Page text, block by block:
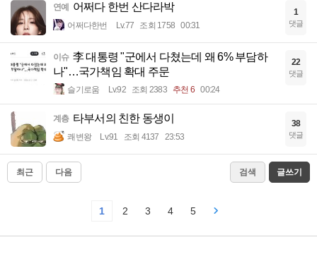
연예 어쩌다 한번 산다라박
어쩌다한번 Lv.77 조회 1758 00:31
1
댓글
이슈 李 대통령 "군에서 다쳤는데 왜 6% 부담하
나"…국가책임 확대 주문
슬기로움 Lv.92 조회 2383 추천 6 00:24
22
댓글
계층 타부서의 친한 동생이
쾌변왕 Lv.91 조회 4137 23:53
38
댓글
최근 다음 검색 글쓰기
1 2 3 4 5